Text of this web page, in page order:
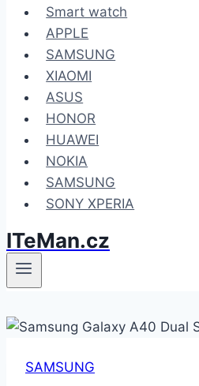
Smart watch
APPLE
SAMSUNG
XIAOMI
ASUS
HONOR
HUAWEI
NOKIA
SAMSUNG
SONY XPERIA
ITeMan.cz
SAMSUNG